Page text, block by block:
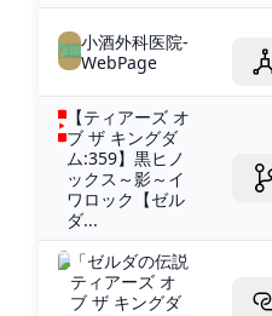
小酒外科医院-
WebPage
【ティアーズ オ
ブ ザ キングダ
ム:359】黒ヒノ
ックス～影～イ
ワロック【ゼル
ダ...
「ゼルダの伝説
ティアーズ オ
ブ ザ キングダ